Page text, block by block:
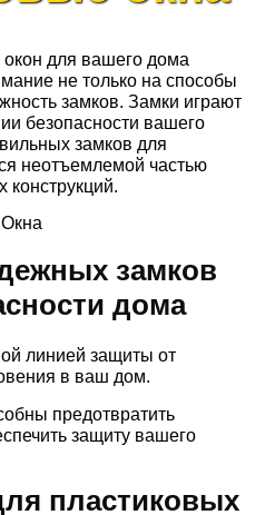
для вашего дома
не только на способы
замков. Замки играют
безопасности вашего
замков для
неотъемлемой частью
конструкций.
замков
дома
линией защиты от
в ваш дом.
предотвратить
защиту вашего
пластиковых